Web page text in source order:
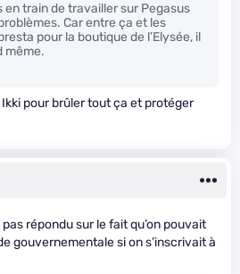
en train de travailler sur Pegasus
Car entre ça et les
pour la boutique de l’Elysée, il
même.
pour brûler tout ça et protéger
répondu sur le fait qu’on pouvait
gouvernementale si on s’inscrivait à